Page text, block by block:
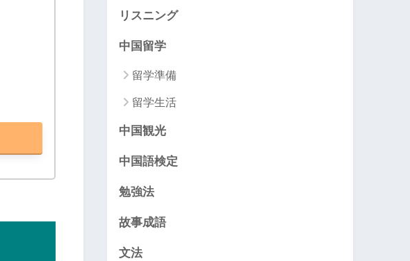
リスニング
中国留学
留学準備
留学生活
中国観光
中国語検定
勉強法
故事成語
文法